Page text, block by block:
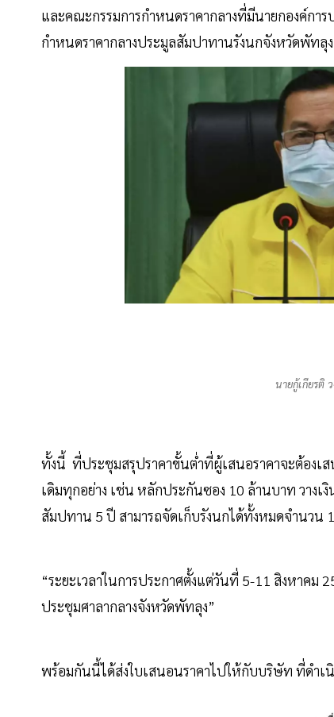
และคณะกรรมการกำหนดราคากลางที่มีนายกองค์ก
กำหนดราคากลางประมูลสัมปาทานรังนกจังหวัดพัทลุ
นายกู้เกียรติ
ทั้งนี้ ที่ประชุมสรุปราคาขั้นต่ำที่ผู้เสนอราคาจะต้องเ
เดิมทุกอย่าง เช่น หลักประกันซอง 10 ล้านบาท วางเ
สัมปทาน 5 ปี สามารถจัดเก็บรังนกได้ทั้งหมดจำนวน
“ระยะเวลาในการประกาศตั้งแต่วันที่ 5-11 สิงหาค
ประชุมศาลากลางจังหวัดพัทลุง”
พร้อมกันนี้ได้ส่งใบเสนอนราคาไปให้กับบริษัท ที่ดำ